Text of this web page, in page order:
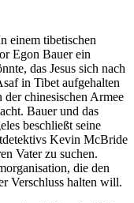
einem tibetischen
Egon Bauer ein
das Jesus sich nach
in Tibet aufgehalten
chinesischen Armee
Bauer und das
beschließt seine
Kevin McBride
Vater zu suchen.
die den
Verschluss halten will.